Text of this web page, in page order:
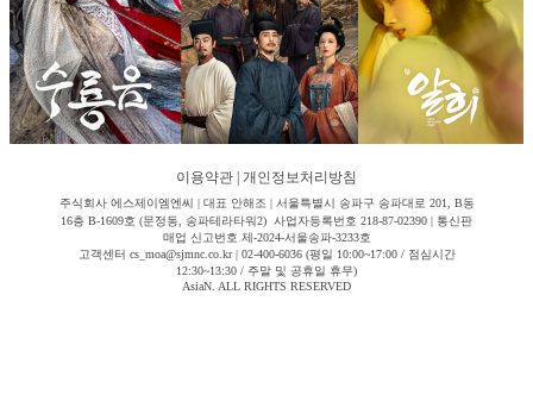
이용약관 개인정보처리방침
주식회사 에스제이엠엔씨 | 대표 안해조 | 서울특별시 송파구 송파대로 201, B동
16층 B-1609호 (문정동, 송파테라타워2) 사업자등록번호 218-87-02390 | 통신판
매업 신고번호 제-2024-서울송파-3233호
고객센터 cs_moa@sjmnc.co.kr | 02-400-6036 (평일 10:00~17:00 / 점심시간
12:30~13:30 / 주말 및 공휴일 휴무)
AsiaN. ALL RIGHTS RESERVED